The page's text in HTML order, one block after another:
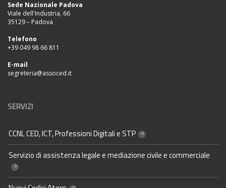
Sede Nazionale Padova
Viale dell'Industria, 66
35129 – Padova
Telefono
+39 049 98 66 811
E-mail
segreteria@assoced.it
SERVIZI
CCNL CED, ICT, Professioni Digitali e STP
Servizio di assistenza legale e mediazione civile e commerciale